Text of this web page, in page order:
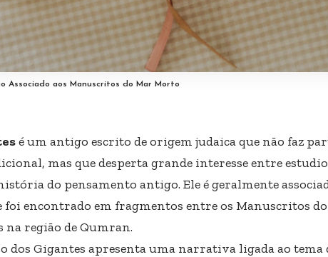
Associado aos Manuscritos do Mar Morto
é um antigo escrito de origem judaica que não faz
mas que desperta grande interesse entre
do pensamento antigo. Ele é geralmente
foi encontrado em fragmentos entre os Manuscritos
região de Qumran.
dos Gigantes apresenta uma narrativa ligada ao tema